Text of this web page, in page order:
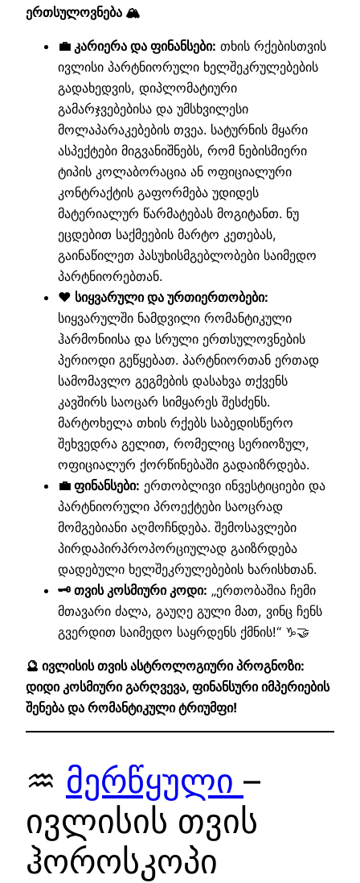
ერთსულოვნება 🏔️
💼 კარიერა და ფინანსები: თხის რქებისთვის
ივლისი პარტნიორული ხელშეკრულებების
გადახედვის, დიპლომატიური
გამარჯვებებისა და უმსხვილესი
მოლაპარაკებების თვეა. სატურნის მყარი
ასპექტები მიგვანიშნებს, რომ ნებისმიერი
ტიპის კოლაბორაცია ან ოფიციალური
კონტრაქტის გაფორმება უდიდეს
მატერიალურ წარმატებას მოგიტანთ. ნუ
ეცდებით საქმეების მარტო კეთებას,
გაინაწილეთ პასუხისმგებლობები საიმედო
პარტნიორებთან.
❤️ სიყვარული და ურთიერთობები:
სიყვარულში ნამდვილი რომანტიკული
ჰარმონიისა და სრული ერთსულოვნების
პერიოდი გეწყებათ. პარტნიორთან ერთად
სამომავლო გეგმების დასახვა თქვენს
კავშირს საოცარ სიმყარეს შესძენს.
მარტოხელა თხის რქებს საბედისწერო
შეხვედრა გელით, რომელიც სერიოზულ,
ოფიციალურ ქორწინებაში გადაიზრდება.
💼 ფინანსები: ერთობლივი ინვესტიციები და
პარტნიორული პროექტები საოცრად
მომგებიანი აღმოჩნდება. შემოსავლები
პირდაპირპროპორციულად გაიზრდება
დადებული ხელშეკრულებების ხარისხთან.
🗝️ თვის კოსმიური კოდი: „ერთობაშია ჩემი
მთავარი ძალა, გაუღე გული მათ, ვინც ჩენს
გვერდით საიმედო საყრდენს ქმნის!“ ♑🤝
🔮 ივლისის თვის ასტროლოგიური პროგნოზი:
დიდი კოსმიური გარღვევა, ფინანსური იმპერიების
შენება და რომანტიკული ტრიუმფი!
♒ მერწყული –
ივლისის თვის
ჰოროსკოპი